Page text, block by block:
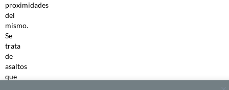
proximidades
del
mismo.
Se
trata
de
asaltos
que